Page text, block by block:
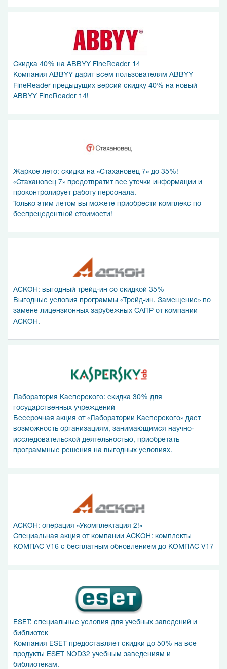
Скидка 40% на ABBYY FineReader 14
Компания ABBYY дарит всем пользователям ABBYY
FineReader предыдущих версий скидку 40% на новый
ABBYY FineReader 14!
Жаркое лето: скидка на «Стахановец 7» до 35%!
«Стахановец 7» предотвратит все утечки информации и
проконтролирует работу персонала.
Только этим летом вы можете приобрести комплекс по
беспрецедентной стоимости!
АСКОН: выгодный трейд-ин со скидкой 35%
Выгодные условия программы «Трейд-ин. Замещение» по
замене лицензионных зарубежных САПР от компании
АСКОН.
Лаборатория Касперского: скидка 30% для
государственных учреждений
Бессрочная акция от «Лаборатории Касперского» дает
возможность организациям, занимающимся научно-
исследовательской деятельностью, приобретать
программные решения на выгодных условиях.
АСКОН: операция «Укомплектация 2!»
Специальная акция от компании АСКОН: комплекты
КОМПАС V16 с бесплатным обновлением до КОМПАС V17
ESET: специальные условия для учебных заведений и
библиотек
Компания ESET предоставляет скидки до 50% на все
продукты ESET NOD32 учебным заведениям и
библиотекам.